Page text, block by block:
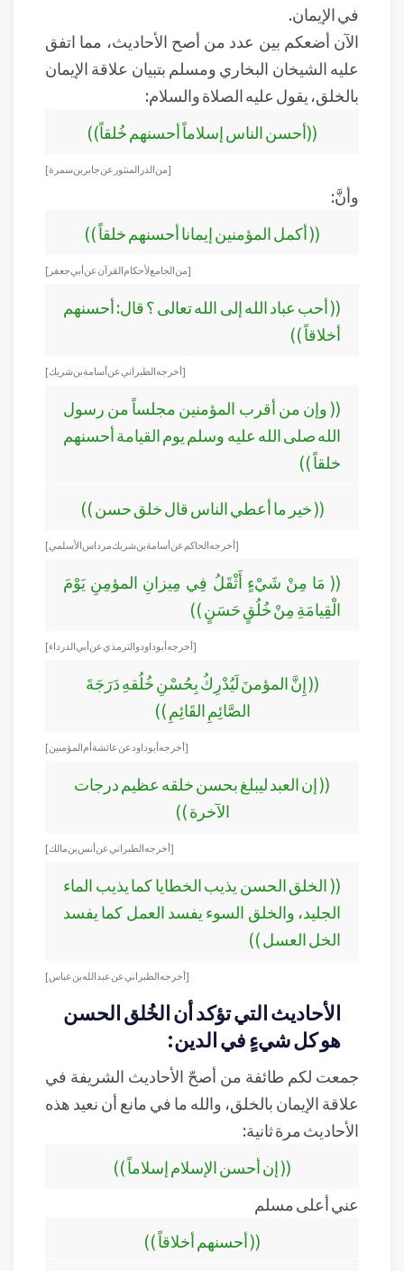
في الإيمان.
الآن أضعكم بين عدد من أصح الأحاديث، مما اتفق
عليه الشيخان البخاري ومسلم بتبيان علاقة الإيمان
بالخلق، يقول عليه الصلاة والسلام:
((أحسن الناس إسلاماً أحسنهم خُلقاً))
[ من الدر المنثور عن جابر بن سمرة ]
وأنَّ:
(( أكمل المؤمنين إيمانا أحسنهم خلقاً ))
[ من الجامع لأحكام القرآن عن أبي جعفر ]
(( أحب عباد الله إلى الله تعالى ؟ قال: أحسنهم
أخلاقاً ))
[أخرجه الطبراني عن أسامة بن شريك ]
(( وإن من أقرب المؤمنين مجلساً من رسول
الله صلى الله عليه وسلم يوم القيامة أحسنهم
خلقاً ))
(( خير ما أعطي الناس قال خلق حسن ))
[ أخرجه الحاكم عن أسامة بن شريك مرداس الأسلمي ]
(( مَا مِنْ شَيْءٍ أَثْقَلُ فِي مِيزانِ المؤمِنِ يَوْمَ
الْقِيامَةِ مِنْ خُلُقٍ حَسَنٍ ))
[ أخرجه أبو داود والترمذي عن أبي الدرداء ]
(( إِنَّ المؤمنَ لَيُدْرِكُ بِحُسْنِ خُلُقهِ دَرَجَةَ
الصَّائِمِ القَائِمِ ))
[ أخرجه أبو داود عن عائشة أم المؤمنين ]
(( إن العبد ليبلغ بحسن خلقه عظيم درجات
الآخرة ))
[أخرجه الطبراني عن أنس بن مالك ]
(( الخلق الحسن يذيب الخطايا كما يذيب الماء
الجليد، والخلق السوء يفسد العمل كما يفسد
الخل العسل ))
[أخرجه الطبراني عن عبد الله بن عباس ]
الأحاديث التي تؤكد أن الخُلق الحسن
هو كل شيءٍ في الدين:
جمعت لكم طائفة من أصحّ الأحاديث الشريفة في
علاقة الإيمان بالخلق، والله ما في مانع أن نعيد هذه
الأحاديث مرة ثانية:
(( إن أحسن الإسلام إسلاماً ))
عني أعلى مسلم
(( أحسنهم أخلاقاً ))